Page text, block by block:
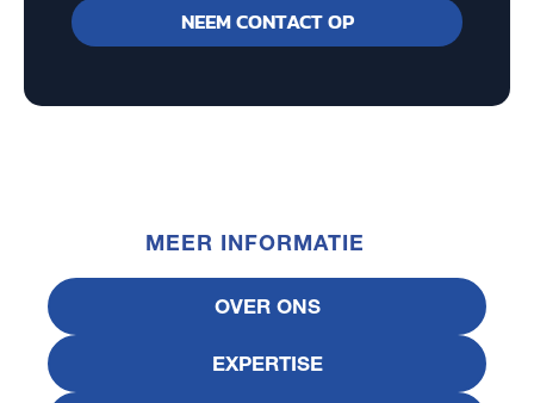
NEEM CONTACT OP
MEER INFORMATIE
OVER ONS
EXPERTISE